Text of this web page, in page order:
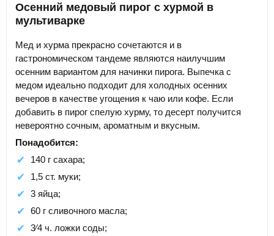
Осенний медовый пирог с хурмой в
мультиварке
Мед и хурма прекрасно сочетаются и в
гастрономическом тандеме являются наилучшим
осенним вариантом для начинки пирога. Выпечка с
медом идеально подходит для холодных осенних
вечеров в качестве угощения к чаю или кофе. Если
добавить в пирог спелую хурму, то десерт получится
невероятно сочным, ароматным и вкусным.
Понадобится:
140 г сахара;
1,5 ст. муки;
3 яйца;
60 г сливочного масла;
3⁄4 ч. ложки соды;